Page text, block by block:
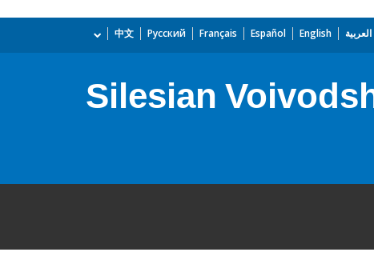
العربية English
Español
Français
Русский
中文
Silesian